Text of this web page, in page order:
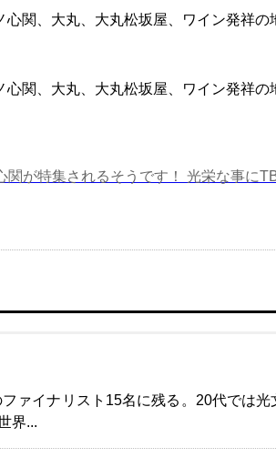
関、大丸、大丸松坂屋、ワイン発祥
関、大丸、大丸松坂屋、ワイン発祥
が特集されるそうです！ 光栄な事に
ァイナリスト15名に残る。20代では
界...